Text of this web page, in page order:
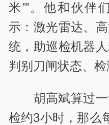
米’”。他和伙伴
示：激光雷达、
统，助巡检机器
判别刀闸状态、检
胡高斌算过
检约3小时，那么